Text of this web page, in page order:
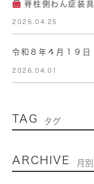
脊柱側わん症装
2026.04.25
令和８年４月１９日
2026.04.01
TAG タグ
ARCHIVE 月